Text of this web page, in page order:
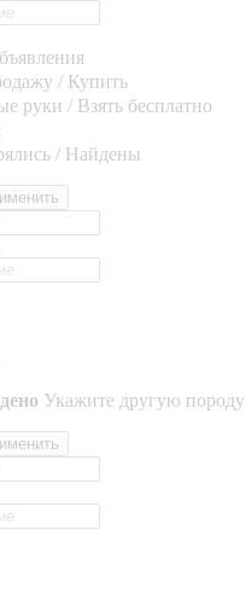
/ Купить
руки / Взять бесплатно
/ Найдены
Укажите другую породу